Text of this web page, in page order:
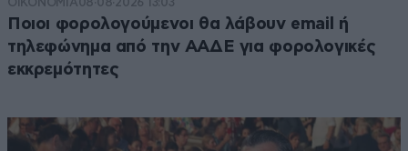
Ποιοι φορολογούμενοι θα λάβουν email ή
τηλεφώνημα από την ΑΑΔΕ για φορολογικές
εκκρεμότητες